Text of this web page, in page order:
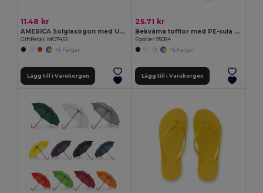
11.48 kr
AMERICA Solglasögon med UV skydd
GiftRetail MO7455
+6 Färger
Lägg till i Varukorgen
25.71 kr
Bekväma tofflor med PE-sula och PVC-band
Egotier 95084
+5 Färger
Lägg till i Varukorgen